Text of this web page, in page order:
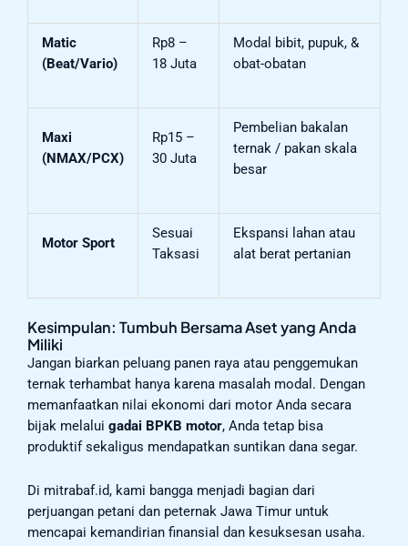
Matic
(Beat/Vario)
Rp8 –
18 Juta
Modal bibit, pupuk, &
obat-obatan
Maxi
(NMAX/PCX)
Rp15 –
30 Juta
Pembelian bakalan
ternak / pakan skala
besar
Motor Sport
Sesuai
Taksasi
Ekspansi lahan atau
alat berat pertanian
Kesimpulan: Tumbuh Bersama Aset yang Anda
Miliki
Jangan biarkan peluang panen raya atau penggemukan
ternak terhambat hanya karena masalah modal. Dengan
memanfaatkan nilai ekonomi dari motor Anda secara
bijak melalui gadai BPKB motor, Anda tetap bisa
produktif sekaligus mendapatkan suntikan dana segar.
Di mitrabaf.id, kami bangga menjadi bagian dari
perjuangan petani dan peternak Jawa Timur untuk
mencapai kemandirian finansial dan kesuksesan usaha.